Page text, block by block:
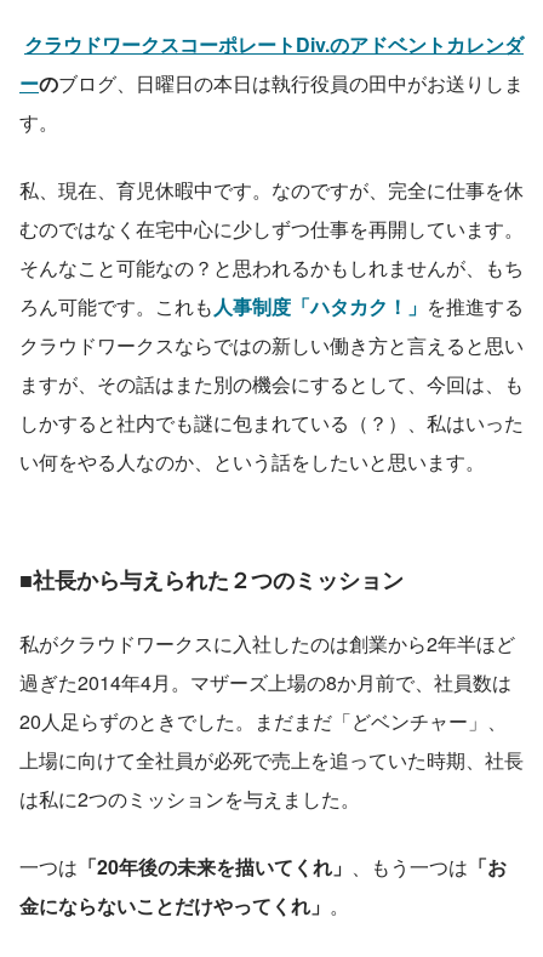
クラウドワークスコーポレートDiv.のアドベントカレンダ
ーのブログ、日曜日の本日は執行役員の田中がお送りしま
す。
私、現在、育児休暇中です。なのですが、完全に仕事を休
むのではなく在宅中心に少しずつ仕事を再開しています。
そんなこと可能なの？と思われるかもしれませんが、もち
ろん可能です。これも人事制度「ハタカク！」 を推進する
クラウドワークスならではの新しい働き方と言えると思い
ますが、その話はまた別の機会にするとして、今回は、も
しかすると社内でも謎に包まれている（？）、私はいった
い何をやる人なのか、という話をしたいと思います。
■社長から与えられた２つのミッション
私がクラウドワークスに入社したのは創業から2年半ほど
過ぎた2014年4月。マザーズ上場の8か月前で、社員数は
20人足らずのときでした。まだまだ「どベンチャー」、
上場に向けて全社員が必死で売上を追っていた時期、社長
は私に2つのミッションを与えました。
一つは 「20年後の未来を描いてくれ」 、もう一つは 「お
金にならないことだけやってくれ」 。